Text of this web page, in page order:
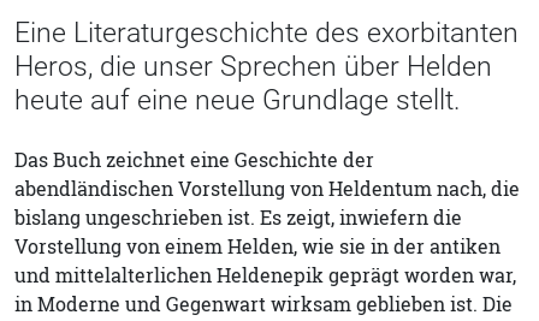
Eine Literaturgeschichte des exorbitanten
Heros, die unser Sprechen über Helden
heute auf eine neue Grundlage stellt.
Das Buch zeichnet eine Geschichte der
abendländischen Vorstellung von Heldentum nach, die
bislang ungeschrieben ist. Es zeigt, inwiefern die
Vorstellung von einem Helden, wie sie in der antiken
und mittelalterlichen Heldenepik geprägt worden war,
in Moderne und Gegenwart wirksam geblieben ist. Die